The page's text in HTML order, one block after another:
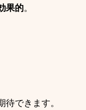
果的。
できます。